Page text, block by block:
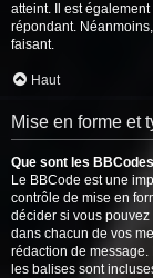
atteint. Il est
répondant.
faisant.
Haut
Mise en forme et
Que sont les
Le BBCode est une
contrôle de mise en
décider si vous
dans chacun de vos
rédaction de
les balises sont